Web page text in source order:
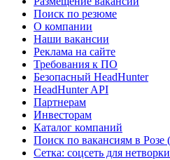
Поиск по резюме
О компании
Наши вакансии
Реклама на сайте
Требования к ПО
Безопасный HeadHunter
HeadHunter API
Партнерам
Инвесторам
Каталог компаний
Поиск по вакансиям в Розе
Сетка: соцсеть для